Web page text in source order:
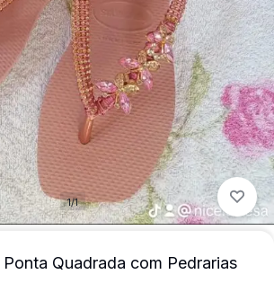
1/1
Ponta Quadrada com Pedrarias